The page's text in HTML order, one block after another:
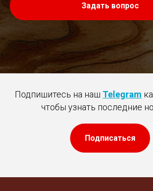
Задать вопрос
Подпишитесь на наш Telegram
чтобы узнать последние
Подписаться